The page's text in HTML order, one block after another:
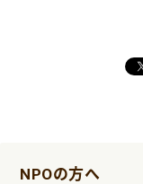
NPOの方へ